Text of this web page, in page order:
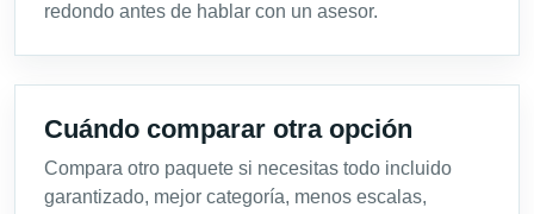
redondo antes de hablar con un asesor.
Cuándo comparar otra opción
Compara otro paquete si necesitas todo incluido
garantizado, mejor categoría, menos escalas,